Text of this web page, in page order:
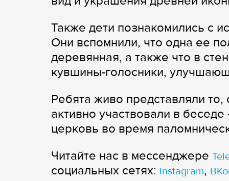
Также дети познакомились с
Они вспомнили, что одна ее
деревянная, а также что в
кувшины-голосники,
Ребята живо представляли то,
активно участвовали в
церковь во время
Читайте нас в мессенджере
cоциальных сетях: Instagram,